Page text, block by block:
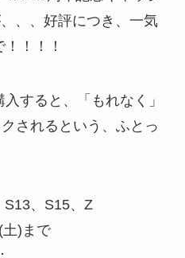
、、好評につき、一気
！！！
すると、「もれなく」
されるという、ふとっ
S13、S15、Z
)まで